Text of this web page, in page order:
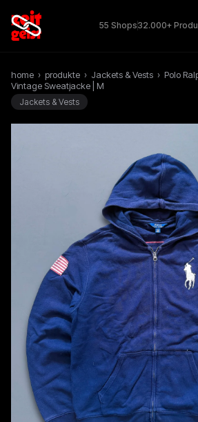
55 Shops32.000+
home › produkte › Jackets & Vests › Polo
Vintage Sweatjacke | M
Jackets & Vests